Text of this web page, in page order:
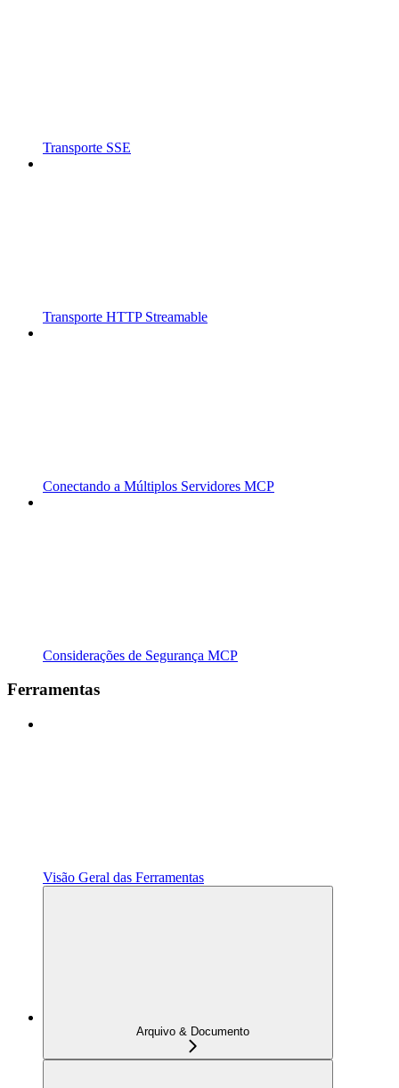
Transporte SSE
Transporte HTTP Streamable
Conectando a Múltiplos Servidores MCP
Considerações de Segurança MCP
Ferramentas
Visão Geral das Ferramentas
Arquivo & Documento